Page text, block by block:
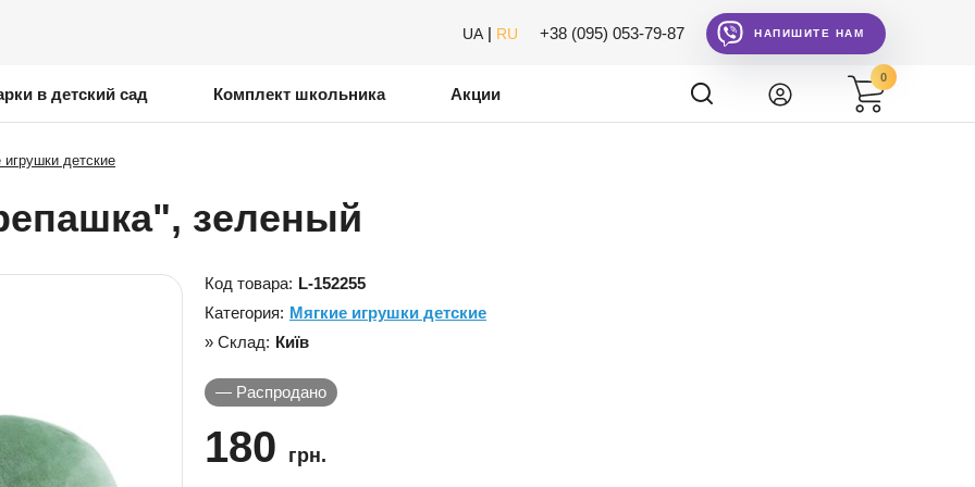
UA | RU +38 (095) 053-79-87 НАПИШИТЕ НАМ
в детский сад Комплект школьника Акции
0
игрушки детские
зеленый
Код товара: L-152255
Категория: Мягкие игрушки детские
» Склад: Київ
— Распродано
180 грн.